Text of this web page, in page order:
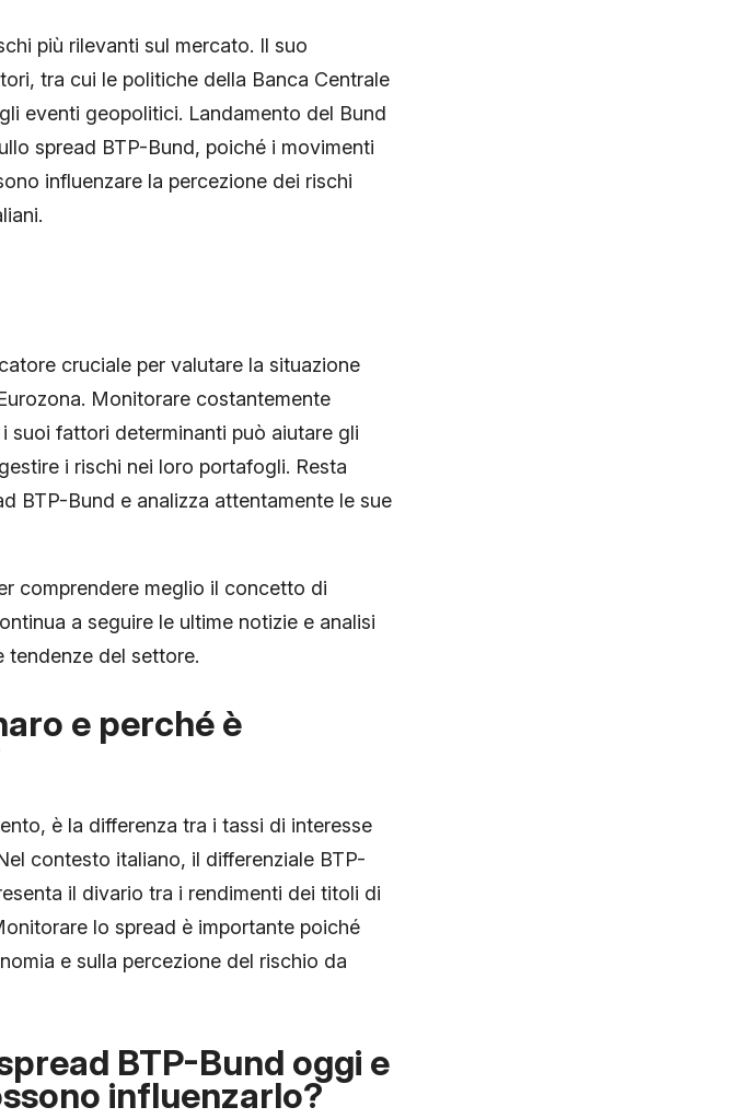
più rilevanti sul mercato. Il suo
tra cui le politiche della Banca Centrale
eventi geopolitici. Landamento del Bund
spread BTP-Bund, poiché i movimenti
influenzare la percezione dei rischi
cruciale per valutare la situazione
Monitorare costantemente
suoi fattori determinanti può aiutare gli
i rischi nei loro portafogli. Resta
BTP-Bund e analizza attentamente le sue
comprendere meglio il concetto di
a seguire le ultime notizie e analisi
tendenze del settore.
e perché è
è la differenza tra i tassi di interesse
contesto italiano, il differenziale BTP-
il divario tra i rendimenti dei titoli di
lo spread è importante poiché
e sulla percezione del rischio da
BTP-Bund oggi e
influenzarlo?